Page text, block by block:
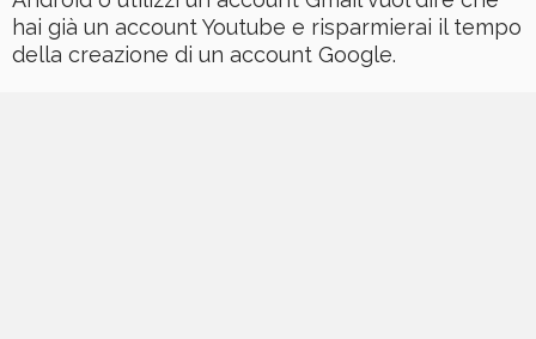
hai già un account Youtube e risparmierai il tempo
della creazione di un account Google.